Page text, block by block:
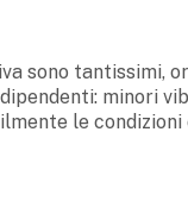
sono tantissimi,
minori
le